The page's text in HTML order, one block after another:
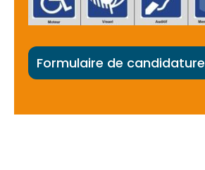
Formulaire de candidature